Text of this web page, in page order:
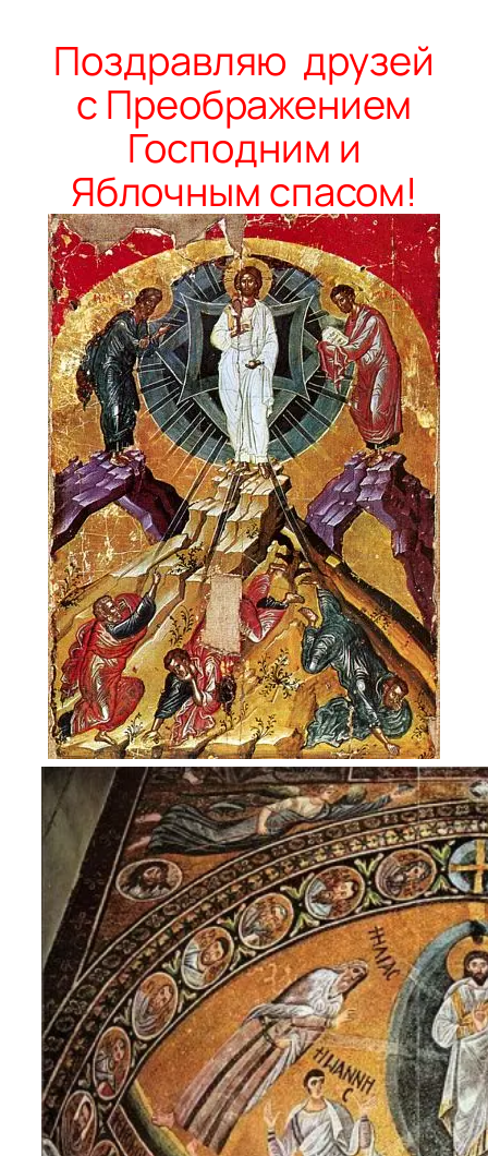
Поздравляю друзей
с Преображением
Господним и
Яблочным спасом!